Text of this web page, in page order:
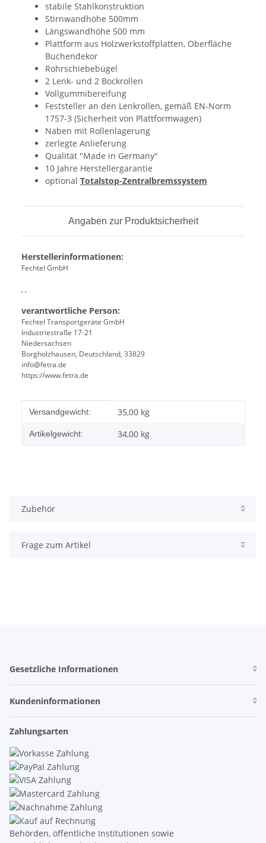
stabile Stahlkonstruktion
Stirnwandhöhe 500mm
Längswandhöhe 500 mm
Plattform aus Holzwerkstoffplatten, Oberfläche
Buchendekor
Rohrschiebebügel
2 Lenk- und 2 Bockrollen
Vollgummibereifung
Feststeller an den Lenkrollen, gemäß EN-Norm
1757-3 (Sicherheit von Plattformwagen)
Naben mit Rollenlagerung
zerlegte Anlieferung
Qualität "Made in Germany"
10 Jahre Herstellergarantie
optional Totalstop-Zentralbremssystem
Angaben zur Produktsicherheit
Herstellerinformationen:
Fechtel GmbH
, ,
verantwortliche Person:
Fechtel Transportgeräte GmbH
Industriestraße 17-21
Niedersachsen
Borgholzhausen, Deutschland, 33829
info@fetra.de
https://www.fetra.de
Produkteigenschaft
Wert
Versandgewicht: 35,00 kg
Artikelgewicht: 34,00 kg
Zubehör
Frage zum Artikel
Gesetzliche Informationen
Kundeninformationen
Zahlungsarten
Behörden, öffentliche Institutionen sowie